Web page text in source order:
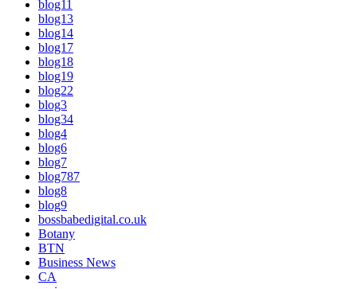
blog11
blog13
blog14
blog17
blog18
blog19
blog22
blog3
blog34
blog4
blog6
blog7
blog787
blog8
blog9
bossbabedigital.co.uk
Botany
BTN
Business News
CA